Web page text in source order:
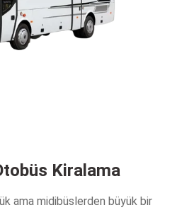
Kiralama
ama midibüslerden büyük bir